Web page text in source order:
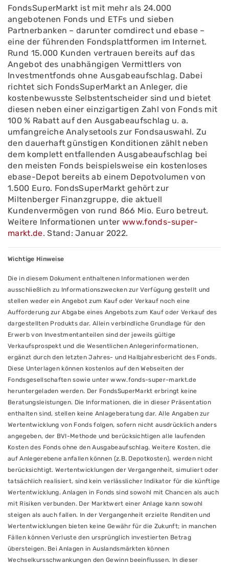
FondsSuperMarkt ist mit mehr als 24.000
angebotenen Fonds und ETFs und sieben
Partnerbanken – darunter comdirect und ebase –
eine der führenden Fondsplattformen im Internet.
Rund 15.000 Kunden vertrauen bereits auf das
Angebot des unabhängigen Vermittlers von
Investmentfonds ohne Ausgabeaufschlag. Dabei
richtet sich FondsSuperMarkt an Anleger, die
kostenbewusste Selbstentscheider sind und bietet
diesen neben einer einzigartigen Zahl von Fonds mit
100 % Rabatt auf den Ausgabeaufschlag u. a.
umfangreiche Analysetools zur Fondsauswahl. Zu
den dauerhaft günstigen Konditionen zählt neben
dem komplett entfallenden Ausgabeaufschlag bei
den meisten Fonds beispielsweise ein kostenloses
ebase-Depot bereits ab einem Depotvolumen von
1.500 Euro. FondsSuperMarkt gehört zur
Miltenberger Finanzgruppe, die aktuell
Kundenvermögen von rund 866 Mio. Euro betreut.
Weitere Informationen unter www.fonds-super-
markt.de. Stand: Januar 2022.
Wichtige Hinweise
Die in diesem Dokument enthaltenen Informationen werden
ausschließlich zu Informationszwecken zur Verfügung gestellt und
stellen weder ein Angebot zum Kauf oder Verkauf noch eine
Aufforderung zur Abgabe eines Angebots zum Kauf oder Verkauf des
dargestellten Produkts dar. Allein verbindliche Grundlage für den
Erwerb von Investmentanteilen sind der jeweils gültige
Verkaufsprospekt und die Wesentlichen Anlegerinformationen,
ergänzt durch den letzten Jahres- und Halbjahresbericht des Fonds.
Diese Unterlagen können kostenlos auf den Webseiten der
Fondsgesellschaften sowie unter www.fonds-super-markt.de
heruntergeladen werden. Der FondsSuperMarkt erbringt keine
Beratungsleistungen. Die Informationen, die in dieser Präsentation
enthalten sind, stellen keine Anlageberatung dar. Alle Angaben zur
Wertentwicklung von Fonds folgen, sofern nicht ausdrücklich anders
angegeben, der BVI-Methode und berücksichtigen alle laufenden
Kosten des Fonds ohne den Ausgabeaufschlag. Weitere Kosten, die
auf Anlegerebene anfallen können (z.B. Depotkosten), werden nicht
berücksichtigt. Wertentwicklungen der Vergangenheit, simuliert oder
tatsächlich realisiert, sind kein verlässlicher Indikator für die künftige
Wertentwicklung. Anlagen in Fonds sind sowohl mit Chancen als auch
mit Risiken verbunden. Der Marktwert einer Anlage kann sowohl
steigen als auch fallen. In der Vergangenheit erzielte Renditen und
Wertentwicklungen bieten keine Gewähr für die Zukunft; in manchen
Fällen können Verluste den ursprünglich investierten Betrag
übersteigen. Bei Anlagen in Auslandsmärkten können
Wechselkursschwankungen den Gewinn beeinflussen. In dieser